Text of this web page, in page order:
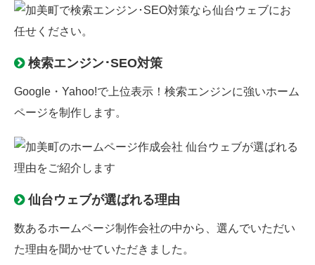
検索エンジン･SEO対策
Google・Yahoo!で上位表示！検索エンジンに強いホーム
ページを制作します。
仙台ウェブが選ばれる理由
数あるホームページ制作会社の中から、選んでいただい
た理由を聞かせていただきました。